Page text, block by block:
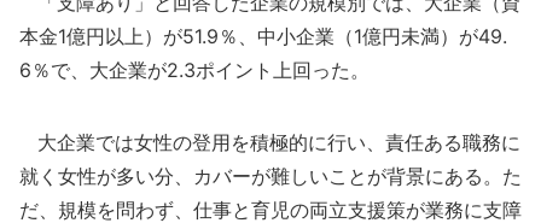
本金1億円以上）が51.9％、中小企業（1億円未満）が49.
6％で、大企業が2.3ポイント上回った。
大企業では女性の登用を積極的に行い、責任ある職務に
就く女性が多い分、カバーが難しいことが背景にある。た
だ、規模を問わず、仕事と育児の両立支援策が業務に支障